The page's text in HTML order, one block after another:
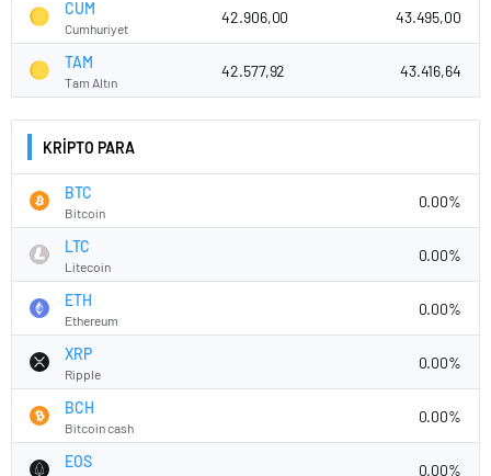
CUM
Cumhuriyet
42.906,00 43.495,00
TAM
Tam Altın
42.577,92 43.416,64
KRİPTO PARA
BTC
Bitcoin
0.00%
LTC
Litecoin
0.00%
ETH
Ethereum
0.00%
XRP
Ripple
0.00%
BCH
Bitcoin cash
0.00%
EOS 0.00%